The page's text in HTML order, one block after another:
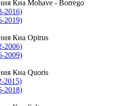
Киа Mohave - Borrego
2016)
2019)
Киа Opirus
2006)
2009)
Киа Quoris
2015)
2018)